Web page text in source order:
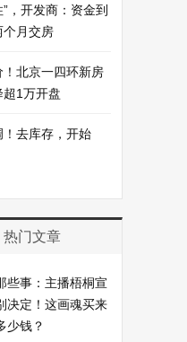
，开发商：资金到
个月交房
！北京一四环新房
超1万开盘
！去库存，开始
热门文章
些事：主播梧桐宣
决定！这画魂买来
少钱？